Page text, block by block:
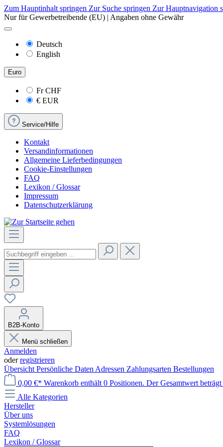
Zum Hauptinhalt springen Zur Suche springen Zur Hauptnavigation
Nur für Gewerbetreibende (EU) | Angaben ohne Gewähr
Deutsch
English
Euro
FrCHF
€ EUR
Service/Hilfe
Kontakt
Versandinformationen
Allgemeine Lieferbedingungen
Cookie-Einstellungen
FAQ
Lexikon / Glossar
Impressum
Datenschutzerklärung
B2B-Konto
Menü schließen
Anmelden
oderregistrieren
Übersicht Persönliche Daten Adressen Zahlungsarten Bestellungen
0,00 €* Warenkorb enthält 0 Positionen. Der Gesamtwert
Alle Kategorien
Hersteller
Über uns
Systemlösungen
FAQ
Lexikon / Glossar